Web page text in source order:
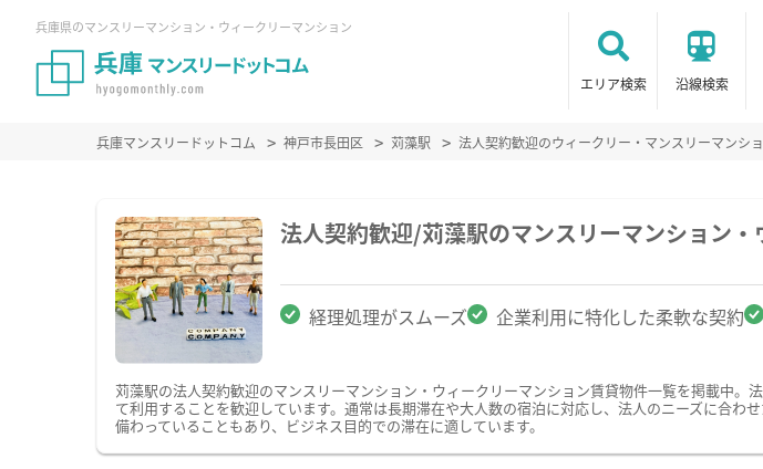
兵庫県のマンスリーマンション・ウィークリーマンション
エリア検索 沿線検索
兵庫マンスリードットコム 神戸市長田区 苅藻駅 法人契約歓迎のウィークリー・マンスリーマンシ
法人契約歓迎/苅藻駅のマンスリーマンション
経理処理がスムーズ 企業利用に特化した柔軟な契約
苅藻駅の法人契約歓迎のマンスリーマンション・ウィークリーマンション賃貸物件一覧を掲載中
て利用することを歓迎しています。通常は長期滞在や大人数の宿泊に対応し、法人のニーズに合
備わっていることもあり、ビジネス目的での滞在に適しています。